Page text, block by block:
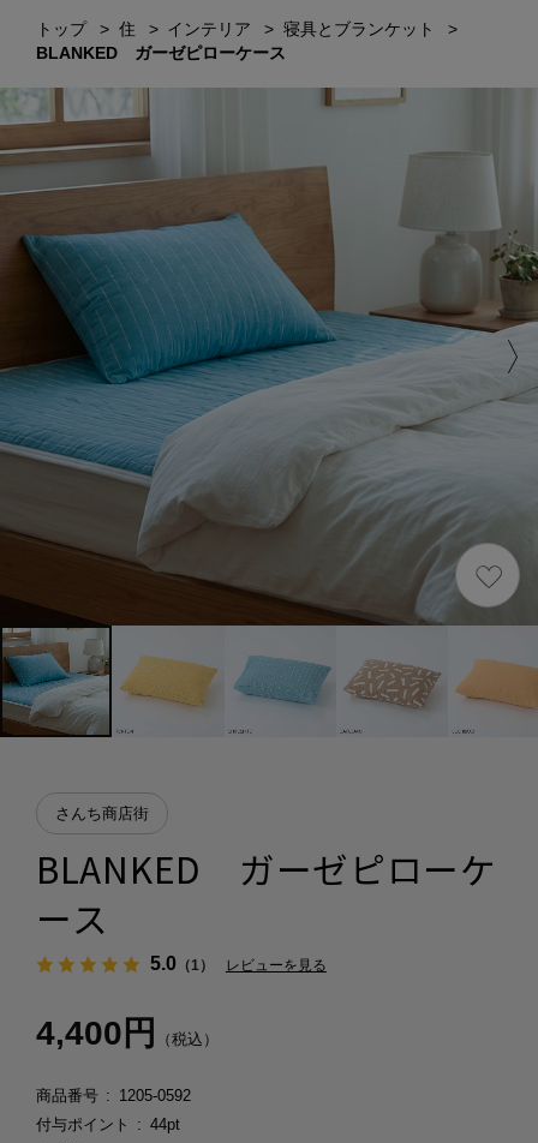
トップ 住 インテリア
寝具とブランケット
BLANKED ガーゼピローケース
さんち商店街
BLANKED ガーゼピローケ
ース
5.0（1） レビューを見る
4,400円 （税込）
商品番号
1205-0592
付与ポイント
44pt